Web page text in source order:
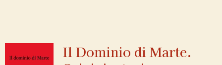
Il Dominio di Marte.